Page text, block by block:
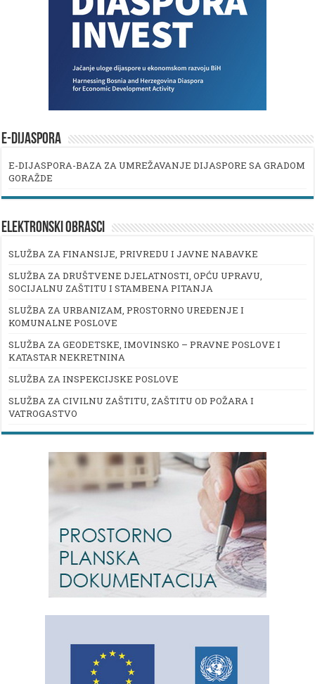
E-DIJASPORA
E-DIJASPORA-BAZA ZA UMREŽAVANJE DIJASPORE SA GRADOM
GORAŽDE
ELEKTRONSKI OBRASCI
SLUŽBA ZA FINANSIJE, PRIVREDU I JAVNE NABAVKE
SLUŽBA ZA DRUŠTVENE DJELATNOSTI, OPĆU UPRAVU,
SOCIJALNU ZAŠTITU I STAMBENA PITANJA
SLUŽBA ZA URBANIZAM, PROSTORNO UREĐENJE I
KOMUNALNE POSLOVE
SLUŽBA ZA GEODETSKE, IMOVINSKO – PRAVNE POSLOVE I
KATASTAR NEKRETNINA
SLUŽBA ZA INSPEKCIJSKE POSLOVE
SLUŽBA ZA CIVILNU ZAŠTITU, ZAŠTITU OD POŽARA I
VATROGASTVO